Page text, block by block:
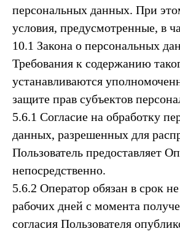
персональных данных. При
условия, предусмотренные, в
10.1 Закона о персональных
Требования к содержанию
устанавливаются
защите прав субъектов
5.6.1 Согласие на обработку
данных, разрешенных для
Пользователь предоставляет
непосредственно.
5.6.2 Оператор обязан в срок
рабочих дней с момента
согласия Пользователя